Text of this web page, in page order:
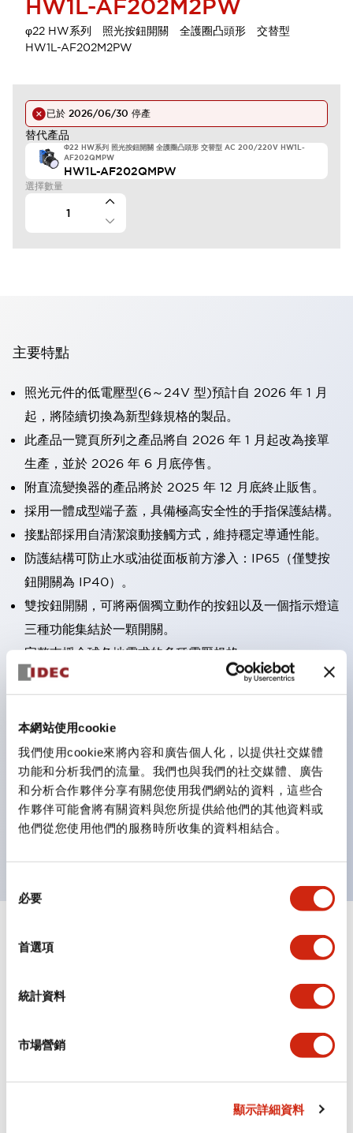
本網站使用cookie
我們使用cookie來將內容和廣告個人化，以提供社交媒體
功能和分析我們的流量。我們也與我們的社交媒體、廣告
和分析合作夥伴分享有關您使用我們網站的資料，這些合
作夥伴可能會將有關資料與您所提供給他們的其他資料或
他們從您使用他們的服務時所收集的資料相結合。
必要
首選項
統計資料
市場營銷
顯示詳細資料
HW1L-AF202M2PW
φ22 HW系列 照光按鈕開關 全護圈凸頭形 交替型
HW1L-AF202M2PW
已於 2026/06/30 停產
替代產品
Φ22 HW系列 照光按鈕開關 全護圈凸頭形 交替型 AC 200/220V HW1L-
AF202QMPW
HW1L-AF202QMPW
選擇數量
主要特點
照光元件的低電壓型(6～24V 型)預計自 2026 年 1 月
起，將陸續切換為新型錄規格的製品。
此產品一覽頁所列之產品將自 2026 年 1 月起改為接單
生產，並於 2026 年 6 月底停售。
附直流變換器的產品將於 2025 年 12 月底終止販售。
採用一體成型端子蓋，具備極高安全性的手指保護結構。
接點部採用自清潔滾動接觸方式，維持穩定導通性能。
防護結構可防止水或油從面板前方滲入：IP65（僅雙按
鈕開關為 IP40）。
雙按鈕開關，可將兩個獨立動作的按鈕以及一個指示燈這
三種功能集結於一顆開關。
完整支援全球各地需求的多種電壓規格。
一顆 LED 燈泡即可呈現六種顏色（LSRD 燈泡）。以往
需分色管理的 LED 燈泡，如今可用單一顆燈泡呈現多種
顏色。
支援色彩通用設計。
可清楚辨識正方平頭形指示燈的亮燈/熄燈狀態，以及點
燈時的顏色識別。
符合 ISO 3864-4 安全色規範：在危險或緊急狀況下，
規格 顯示全部+